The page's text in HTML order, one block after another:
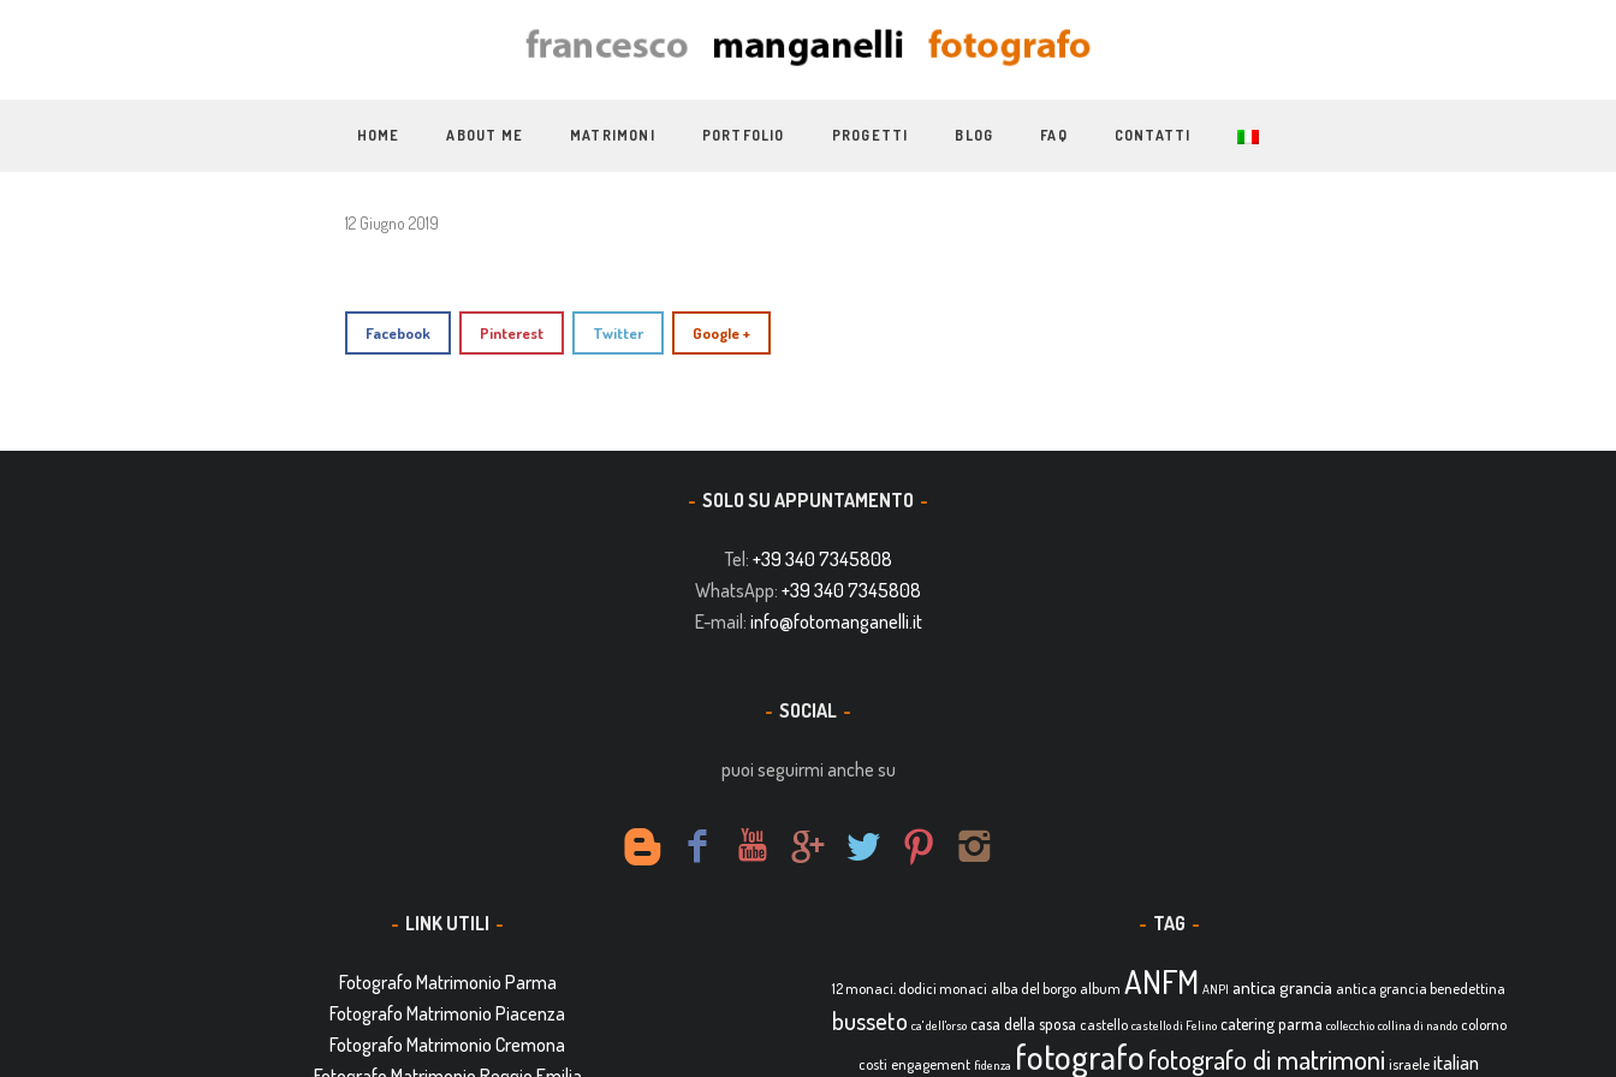
HOME ABOUT ME MATRIMONI PORTFOLIO PROGETTI BLOG FAQ CONTATTI
12 Giugno 2019
Facebook Pinterest Twitter Google +
SOLO SU APPUNTAMENTO
Tel: +39 340 7345808
WhatsApp: +39 340 7345808
E-mail: info@fotomanganelli.it
SOCIAL
puoi seguirmi anche su
LINK UTILI
Fotografo Matrimonio Parma
Fotografo Matrimonio Piacenza
Fotografo Matrimonio Cremona
TAG
12 monaci. dodici monaci alba del borgo album ANFM ANPI antica grancia antica grancia benedettina
busseto ca' dell'orso casa della sposa castello castello di Felino catering parma collecchio collina di nando colorno
costi engagement fidenza fotografofotografo di matrimoni israeleitalian